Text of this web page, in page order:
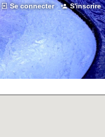
Se connecter S'inscrire